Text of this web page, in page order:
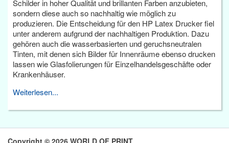
Schilder in hoher Qualität und brillanten Farben anzubieten,
sondern diese auch so nachhaltig wie möglich zu
produzieren. Die Entscheidung für den HP Latex Drucker fiel
unter anderem aufgrund der nachhaltigen Produktion. Dazu
gehören auch die wasserbasierten und geruchsneutralen
Tinten, mit denen sich Bilder für Innenräume ebenso drucken
lassen wie Glasfolierungen für Einzelhandelsgeschäfte oder
Krankenhäuser.
Weiterlesen...